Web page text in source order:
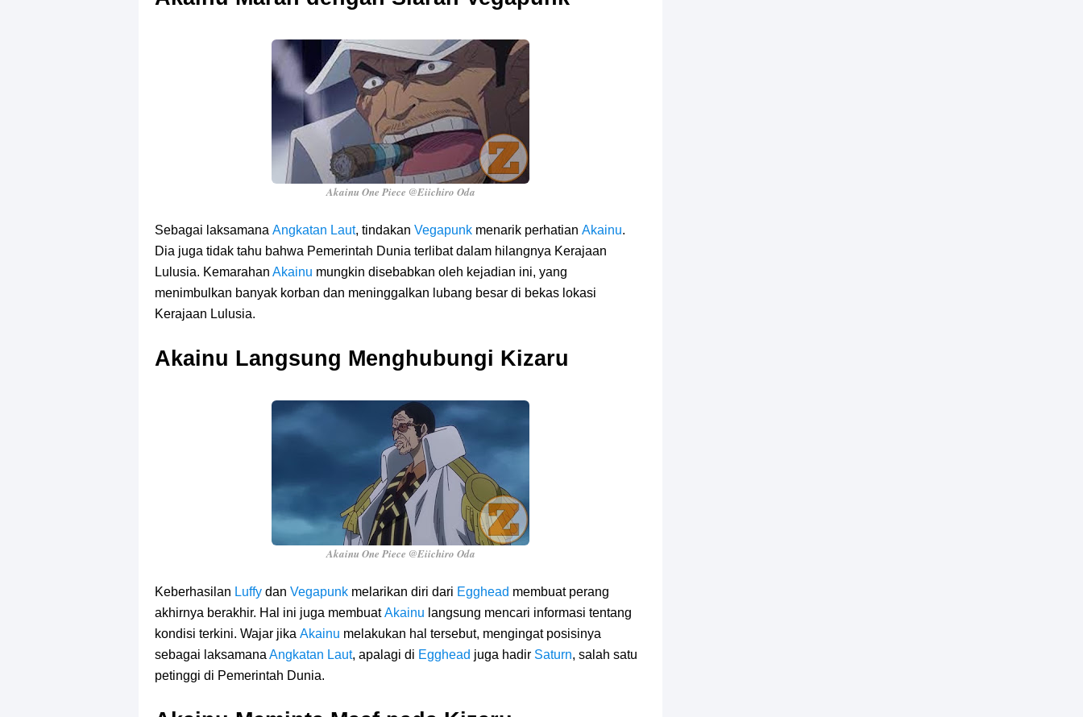
Akainu One Piece @Eiichiro Oda
Sebagai laksamana Angkatan Laut, tindakan Vegapunk menarik perhatian Akainu.
Dia juga tidak tahu bahwa Pemerintah Dunia terlibat dalam hilangnya Kerajaan
Lulusia. Kemarahan Akainu mungkin disebabkan oleh kejadian ini, yang
menimbulkan banyak korban dan meninggalkan lubang besar di bekas lokasi
Kerajaan Lulusia.
Akainu Langsung Menghubungi Kizaru
Akainu One Piece @Eiichiro Oda
Keberhasilan Luffy dan Vegapunk melarikan diri dari Egghead membuat perang
akhirnya berakhir. Hal ini juga membuatAkainu langsung mencari informasi tentang
kondisi terkini. Wajar jika Akainu melakukan hal tersebut, mengingat posisinya
sebagai laksamana Angkatan Laut, apalagi di Egghead juga hadir Saturn, salah satu
petinggi di Pemerintah Dunia.